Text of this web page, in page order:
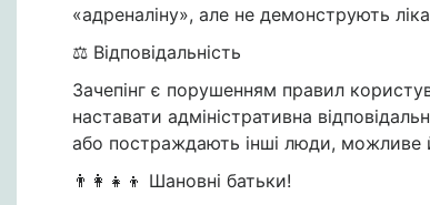
«адреналіну», але не демонструють
⚖️ Відповідальність
Зачепінг є порушенням правил
наставати адміністративна
або постраждають інші люди, можливе
👨‍👩‍👧‍👦 Шановні батьки!